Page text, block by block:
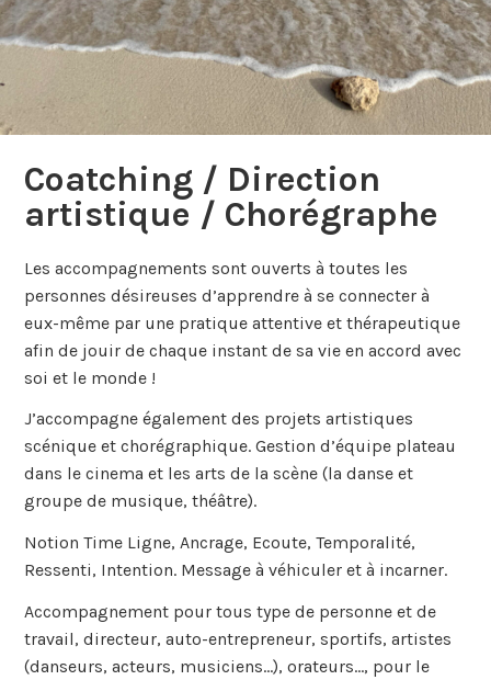
Coatching / Direction
artistique / Chorégraphe
Les accompagnements sont ouverts à toutes les
personnes désireuses d’apprendre à se connecter à
eux-même par une pratique attentive et thérapeutique
afin de jouir de chaque instant de sa vie en accord avec
soi et le monde !
J’accompagne également des projets artistiques
scénique et chorégraphique. Gestion d’équipe plateau
dans le cinema et les arts de la scène (la danse et
groupe de musique, théâtre).
Notion Time Ligne, Ancrage, Ecoute, Temporalité,
Ressenti, Intention. Message à véhiculer et à incarner.
Accompagnement pour tous type de personne et de
travail, directeur, auto-entrepreneur, sportifs, artistes
(danseurs, acteurs, musiciens…), orateurs…, pour le